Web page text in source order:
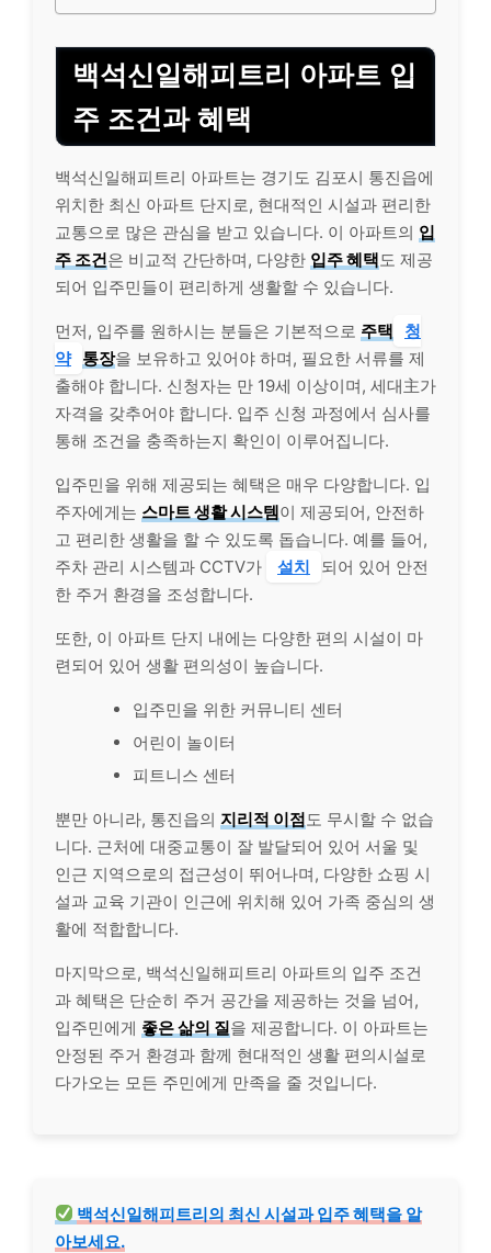
백석신일해피트리 아파트 입
주 조건과 혜택
백석신일해피트리 아파트는 경기도 김포시 통진읍에
위치한 최신 아파트 단지로, 현대적인 시설과 편리한
교통으로 많은 관심을 받고 있습니다. 이 아파트의 입
주 조건은 비교적 간단하며, 다양한 입주 혜택도 제공
되어 입주민들이 편리하게 생활할 수 있습니다.
먼저, 입주를 원하시는 분들은 기본적으로 주택
청
약 통장을 보유하고 있어야 하며, 필요한 서류를 제
출해야 합니다. 신청자는 만 19세 이상이며, 세대主가
자격을 갖추어야 합니다. 입주 신청 과정에서 심사를
통해 조건을 충족하는지 확인이 이루어집니다.
입주민을 위해 제공되는 혜택은 매우 다양합니다. 입
주자에게는 스마트 생활 시스템이 제공되어, 안전하
고 편리한 생활을 할 수 있도록 돕습니다. 예를 들어,
주차 관리 시스템과 CCTV가
설치
되어 있어 안전
한 주거 환경을 조성합니다.
또한, 이 아파트 단지 내에는 다양한 편의 시설이 마
련되어 있어 생활 편의성이 높습니다.
입주민을 위한 커뮤니티 센터
어린이 놀이터
피트니스 센터
뿐만 아니라, 통진읍의 지리적 이점도 무시할 수 없습
니다. 근처에 대중교통이 잘 발달되어 있어 서울 및
인근 지역으로의 접근성이 뛰어나며, 다양한 쇼핑 시
설과 교육 기관이 인근에 위치해 있어 가족 중심의 생
활에 적합합니다.
마지막으로, 백석신일해피트리 아파트의 입주 조건
과 혜택은 단순히 주거 공간을 제공하는 것을 넘어,
입주민에게 좋은 삶의 질을 제공합니다. 이 아파트는
안정된 주거 환경과 함께 현대적인 생활 편의시설로
다가오는 모든 주민에게 만족을 줄 것입니다.
백석신일해피트리의 최신 시설과 입주 혜택을 알
아보세요.